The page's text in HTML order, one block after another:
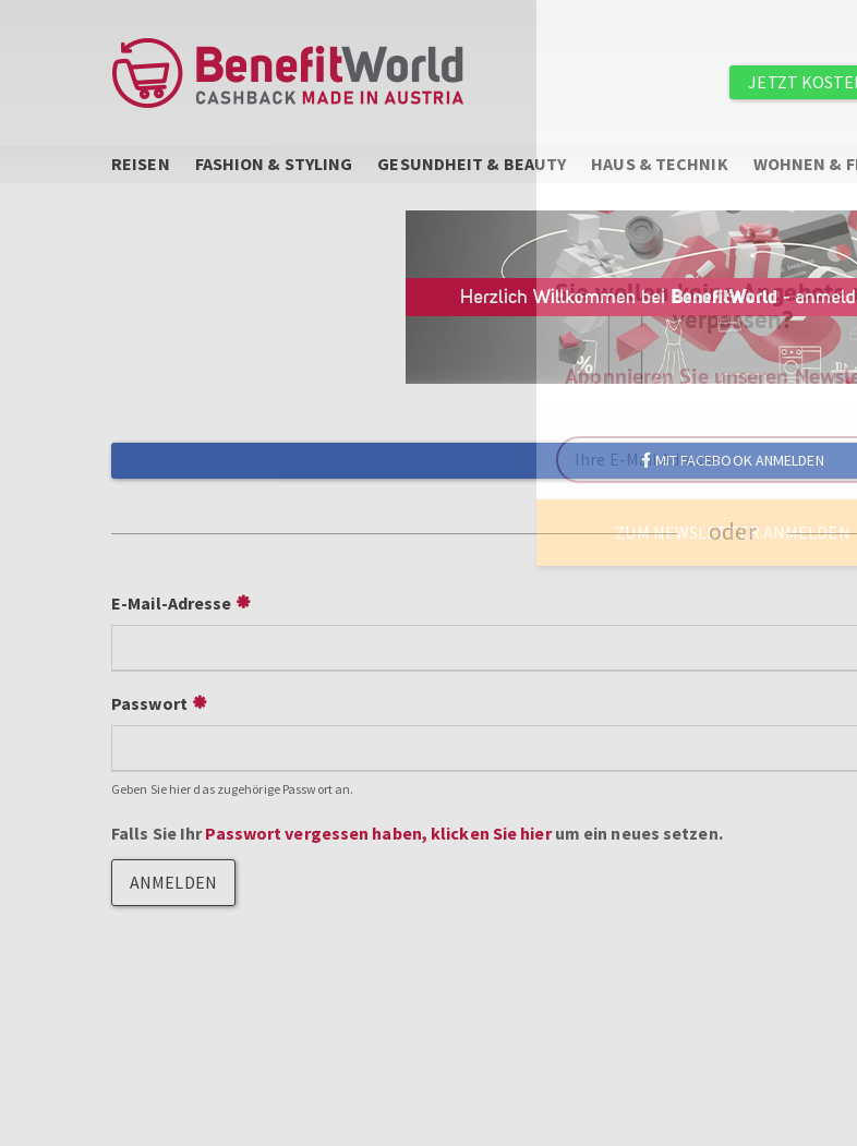
JETZT
REISEN FASHION & STYLING GESUNDHEIT & BEAUTY HAUS & TECHNIK WOHNEN &
MIT FACEBOOK ANMELDEN
E-Mail-Adresse
Passwort
Geben Sie hier das zugehörige Passwort an.
Falls Sie IhrPasswort vergessen haben, klicken Sie hierum ein neues setzen.
ANMELDEN
Sie wollen keine Angebote
verpassen?
Abonnieren Sie unseren
ZUM NEWSLETTER ANMELDEN